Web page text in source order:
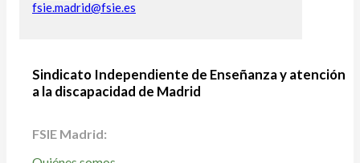
fsie.madrid@fsie.es
Sindicato Independiente de Enseñanza y atención
a la discapacidad de Madrid
FSIE Madrid: